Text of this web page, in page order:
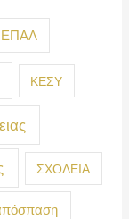
ΕΠΑΛ
ΚΕΣΥ
ΣΧΟΛΕΙΑ